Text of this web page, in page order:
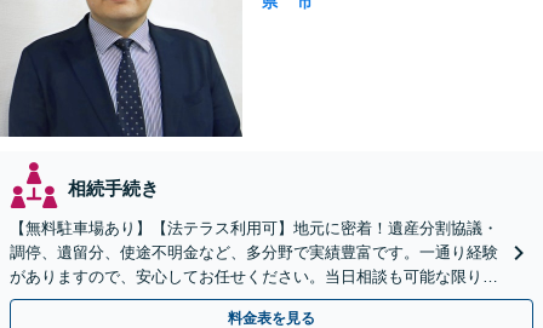
相続手続き
【無料駐車場あり】【法テラス利用可】地元に密着！遺産分割協議・
調停、遺留分、使途不明金など、多分野で実績豊富です。一通り経験
がありますので、安心してお任せください。当日相談も可能な限り対
応します。悩まずお早めにご相談ください【出張相談対応】
料金表を見る